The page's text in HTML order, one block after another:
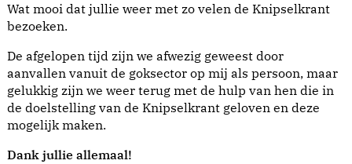
Wat mooi dat jullie weer met zo velen de Knipselkrant
bezoeken.
De afgelopen tijd zijn we afwezig geweest door
aanvallen vanuit de goksector op mij als persoon, maar
gelukkig zijn we weer terug met de hulp van hen die in
de doelstelling van de Knipselkrant geloven en deze
mogelijk maken.
Dank jullie allemaal!